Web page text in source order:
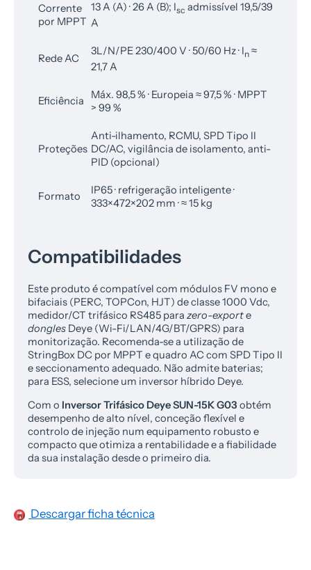
Corrente
por MPPT
13 A (A) · 26 A (B); Isc admissível 19,5/39
A
Rede AC
3L/N/PE 230/400 V · 50/60 Hz · In ≈
21,7 A
Eficiência
Máx. 98,5 % · Europeia ≈ 97,5 % · MPPT
> 99 %
Proteções
Anti-ilhamento, RCMU, SPD Tipo II
DC/AC, vigilância de isolamento, anti-
PID (opcional)
Formato
IP65 · refrigeração inteligente ·
333×472×202 mm · ≈ 15 kg
Compatibilidades
Este produto é compatível com módulos FV mono e
bifaciais (PERC, TOPCon, HJT) de classe 1000 Vdc,
medidor/CT trifásico RS485 para zero-exporte
dongles Deye (Wi-Fi/LAN/4G/BT/GPRS) para
monitorização. Recomenda-se a utilização de
StringBox DC por MPPT e quadro AC com SPD Tipo II
e seccionamento adequado. Não admite baterias;
para ESS, selecione um inversor híbrido Deye.
Com o Inversor Trifásico Deye SUN-15K G03 obtém
desempenho de alto nível, conceção flexível e
controlo de injeção num equipamento robusto e
compacto que otimiza a rentabilidade e a fiabilidade
da sua instalação desde o primeiro dia.
Descargar ficha técnica